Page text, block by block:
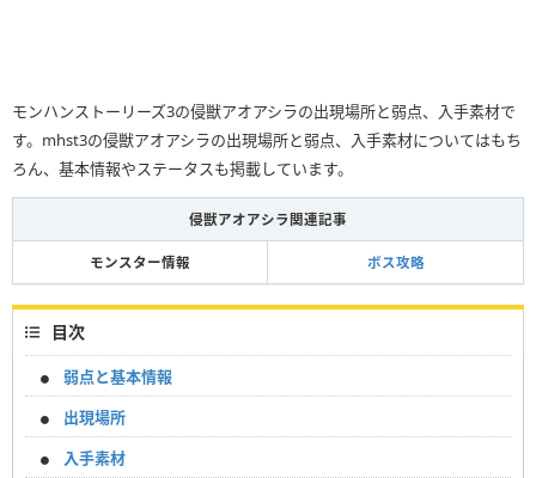
モンハンストーリーズ3の侵獣アオアシラの出現場所と弱点、入手素材で
す。mhst3の侵獣アオアシラの出現場所と弱点、入手素材についてはもち
ろん、基本情報やステータスも掲載しています。
侵獣アオアシラ関連記事
モンスター情報 ボス攻略
目次
弱点と基本情報
出現場所
入手素材